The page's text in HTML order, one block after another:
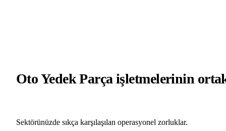
Oto Yedek Parça işletmelerinin
Sektörünüzde sıkça karşılaşılan operasyonel zorluklar.